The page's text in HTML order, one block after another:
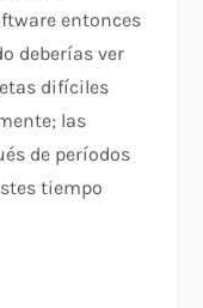
entonces
deberías ver
difíciles
las
de períodos
tiempo